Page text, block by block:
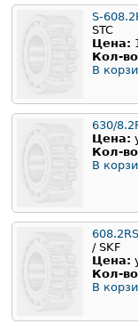
S-
STC
Цена:
Кол-
В
630/
Цена:
Кол-
В
/ SKF
Цена:
Кол-
В